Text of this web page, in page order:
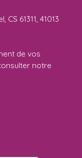
61311, 41013
de vos
notre